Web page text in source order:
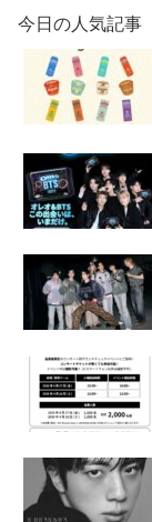
今日の人気記事